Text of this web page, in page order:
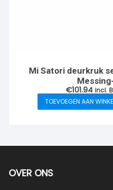
Mi Satori deurkruk
€101.94 incl.
TOEVOEGEN AAN
OVER ONS